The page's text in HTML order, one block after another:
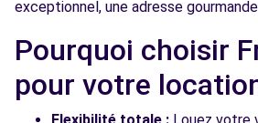
exceptionnel, une adresse
Pourquoi choisir
pour votre